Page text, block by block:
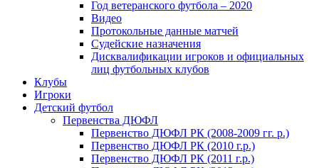
Год ветеранского футбола – 2020
Видео
Протокольные данные матчей
Судейские назначения
Дисквалификации игроков и официальных
лиц футбольных клубов
Клубы
Игроки
Детский футбол
Первенства ДЮФЛ
Первенство ДЮФЛ РК (2008-2009 гг. р.)
Первенство ДЮФЛ РК (2010 г.р.)
Первенство ДЮФЛ РК (2011 г.р.)